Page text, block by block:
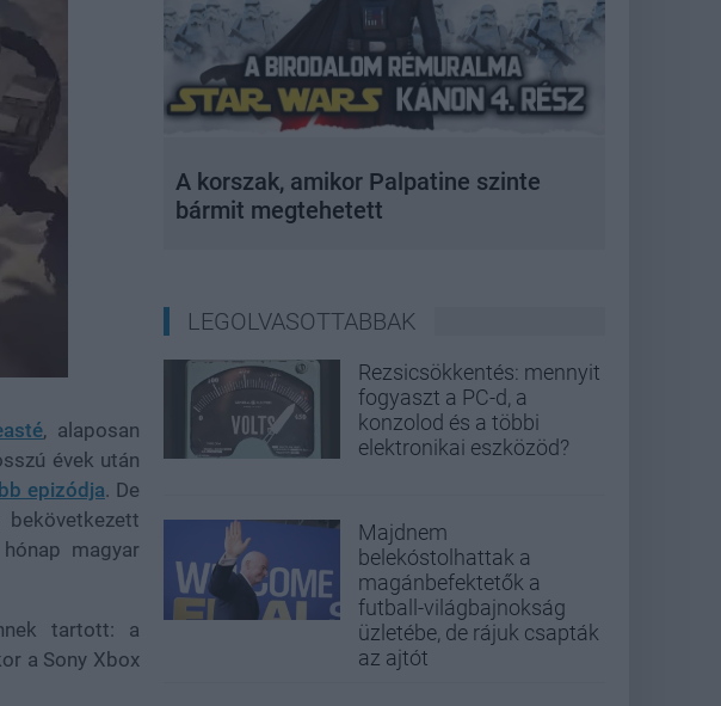
, alaposan
évek után
epizódja. De
magyar
tartott: a
a Sony Xbox
A korszak, amikor Palpatine szinte
bármit megtehetett
LEGOLVASOTTABBAK
Rezsicsökkentés: mennyit
fogyaszt a PC-d, a
konzolod és a többi
elektronikai eszközöd?
Majdnem
belekóstolhattak a
magánbefektetők a
futball-világbajnokság
üzletébe, de rájuk csapták
az ajtót